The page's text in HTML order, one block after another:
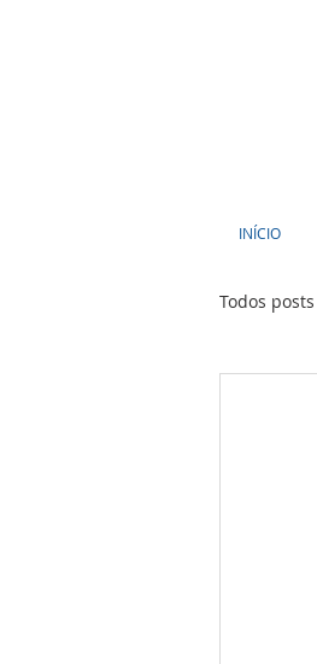
INÍCIO
Todos posts